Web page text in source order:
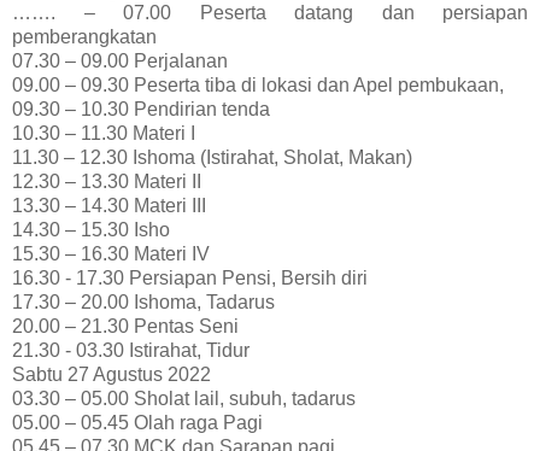
……. – 07.00 Peserta datang dan persiapan
pemberangkatan
07.30 – 09.00 Perjalanan
09.00 – 09.30 Peserta tiba di lokasi dan Apel pembukaan,
09.30 – 10.30 Pendirian tenda
10.30 – 11.30 Materi I
11.30 – 12.30 Ishoma (Istirahat, Sholat, Makan)
12.30 – 13.30 Materi II
13.30 – 14.30 Materi III
14.30 – 15.30 Isho
15.30 – 16.30 Materi IV
16.30 - 17.30 Persiapan Pensi, Bersih diri
17.30 – 20.00 Ishoma, Tadarus
20.00 – 21.30 Pentas Seni
21.30 - 03.30 Istirahat, Tidur
Sabtu 27 Agustus 2022
03.30 – 05.00 Sholat lail, subuh, tadarus
05.00 – 05.45 Olah raga Pagi
05.45 – 07.30 MCK dan Sarapan pagi